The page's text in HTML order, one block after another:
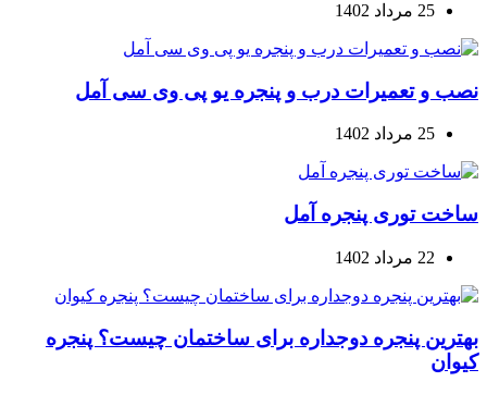
25 مرداد 1402
نصب و تعمیرات درب و پنجره یو پی وی سی آمل
25 مرداد 1402
ساخت توری پنجره آمل
22 مرداد 1402
بهترین پنجره دوجداره برای ساختمان چیست؟ پنجره
کیوان